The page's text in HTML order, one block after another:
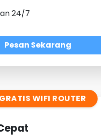
24/7
Pesan Sekarang
GRATIS WIFI ROUTER